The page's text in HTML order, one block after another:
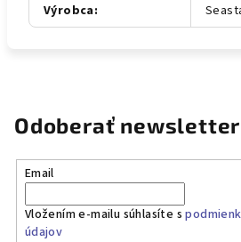
Výrobca:
Odoberať newsletter
Email
Vložením e-mailu súhlasíte s
údajov